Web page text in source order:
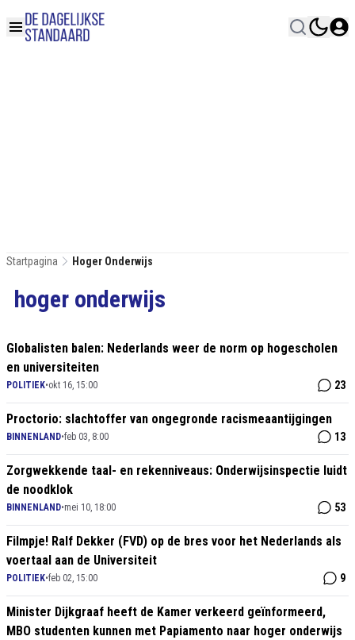
Startpagina Hoger Onderwijs
hoger onderwijs
Globalisten balen: Nederlands weer de norm op hogescholen
en universiteiten
POLITIEK•okt 16, 15:00 23
Proctorio: slachtoffer van ongegronde racismeaantijgingen
BINNENLAND•feb 03, 8:00 13
Zorgwekkende taal- en rekenniveaus: Onderwijsinspectie luidt
de noodklok
BINNENLAND•mei 10, 18:00 53
Filmpje! Ralf Dekker (FVD) op de bres voor het Nederlands als
voertaal aan de Universiteit
POLITIEK•feb 02, 15:00 9
Minister Dijkgraaf heeft de Kamer verkeerd geïnformeerd,
MBO studenten kunnen met Papiamento naar hoger onderwijs